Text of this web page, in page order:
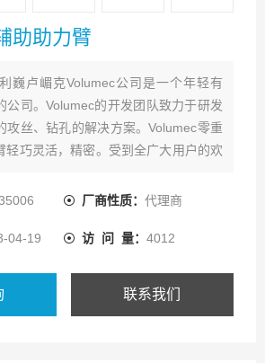
助助力臂
巍卢嵋克Volumec公司是一个年轻有
公司。Volumec的开发团队致力于研发
攻丝、钻孔的解决方案。Volumec零重
轻巧灵活，精密。受到全广大用户的欢
厂商性质： 代理商
04-19 访 问 量： 4012
联系我们